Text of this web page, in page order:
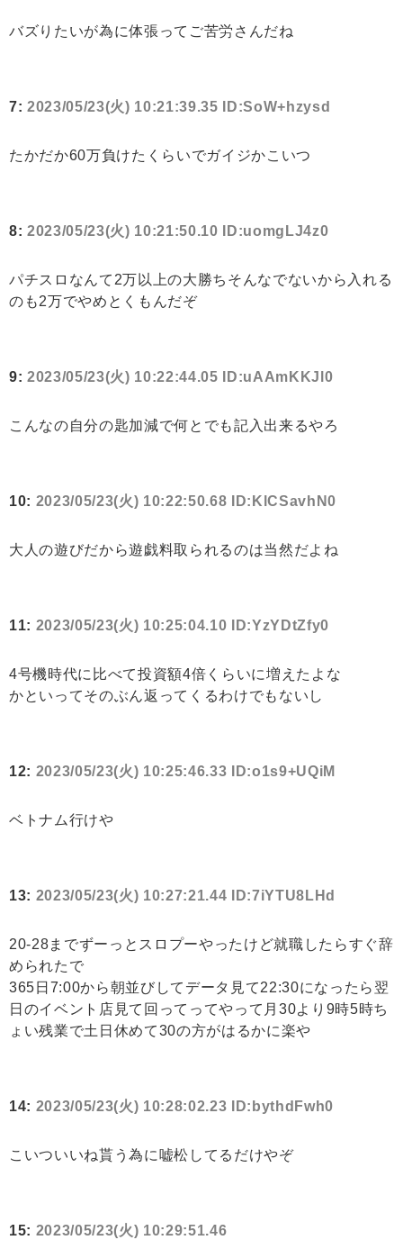
バズりたいが為に体張ってご苦労さんだね
7: 2023/05/23(火) 10:21:39.35 ID:SoW+hzysd
たかだか60万負けたくらいでガイジかこいつ
8: 2023/05/23(火) 10:21:50.10 ID:uomgLJ4z0
パチスロなんて2万以上の大勝ちそんなでないから入れる
のも2万でやめとくもんだぞ
9: 2023/05/23(火) 10:22:44.05 ID:uAAmKKJl0
こんなの自分の匙加減で何とでも記入出来るやろ
10: 2023/05/23(火) 10:22:50.68 ID:KlCSavhN0
大人の遊びだから遊戯料取られるのは当然だよね
11: 2023/05/23(火) 10:25:04.10 ID:YzYDtZfy0
4号機時代に比べて投資額4倍くらいに増えたよな
かといってそのぶん返ってくるわけでもないし
12: 2023/05/23(火) 10:25:46.33 ID:o1s9+UQiM
ベトナム行けや
13: 2023/05/23(火) 10:27:21.44 ID:7iYTU8LHd
20-28までずーっとスロプーやったけど就職したらすぐ辞
められたで
365日7:00から朝並びしてデータ見て22:30になったら翌
日のイベント店見て回ってってやって月30より9時5時ち
ょい残業で土日休めて30の方がはるかに楽や
14: 2023/05/23(火) 10:28:02.23 ID:bythdFwh0
こいついいね貰う為に嘘松してるだけやぞ
15: 2023/05/23(火) 10:29:51.46